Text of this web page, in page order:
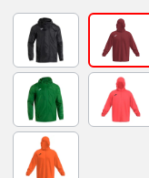
BLACK
GREEN
ORANGE